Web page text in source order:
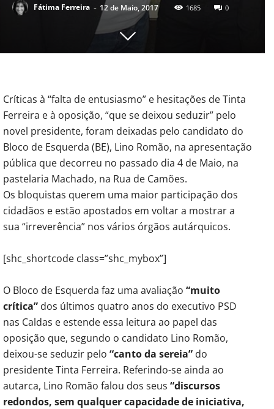
Fátima Ferreira - 12 de Maio, 2017 1685 0
Críticas à “falta de entusiasmo” e hesitações de Tinta
Ferreira e à oposição, “que se deixou seduzir” pelo
novel presidente, foram deixadas pelo candidato do
Bloco de Esquerda (BE), Lino Romão, na apresentação
pública que decorreu no passado dia 4 de Maio, na
pastelaria Machado, na Rua de Camões.
Os bloquistas querem uma maior participação dos
cidadãos e estão apostados em voltar a mostrar a
sua “irreverência” nos vários órgãos autárquicos.
[shc_shortcode class=”shc_mybox”]
O Bloco de Esquerda faz uma avaliação “muito
crítica” dos últimos quatro anos do executivo PSD
nas Caldas e estende essa leitura ao papel das
oposição que, segundo o candidato Lino Romão,
deixou-se seduzir pelo “canto da sereia” do
presidente Tinta Ferreira. Referindo-se ainda ao
autarca, Lino Romão falou dos seus “discursos
redondos, sem qualquer capacidade de iniciativa,